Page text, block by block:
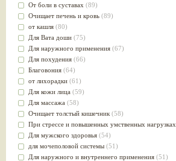
От боли в суставах (89)
Очищает печень и кровь (89)
от кашля (80)
Для Вата доши (75)
Для наружного применения (67)
Для похудения (66)
Благовония (64)
от лихорадки (61)
Для кожи лица (59)
Для массажа (58)
Очищает толстый кишечник (58)
При стрессе и повышенных умственных нагрузках
Для мужского здоровья (54)
для мочеполовой системы (51)
Для наружного и внутреннего применения (51)